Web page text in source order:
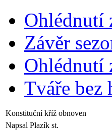
Ohlédnutí
Závěr
Ohlédnutí
Tváře bez
Konstituční kříž obnoven
Napsal Plazík st.